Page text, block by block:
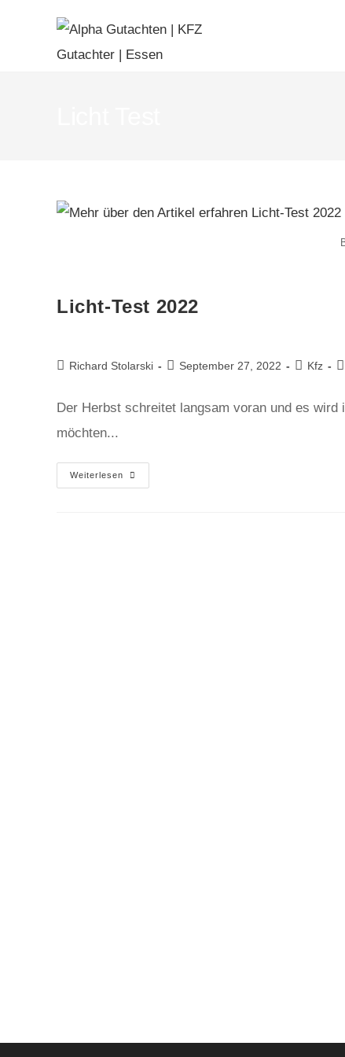
Licht-Test 2022
Richard Stolarski September 27, 2022 Kfz
Der Herbst schreitet langsam voran und es
möchten...
Weiterlesen